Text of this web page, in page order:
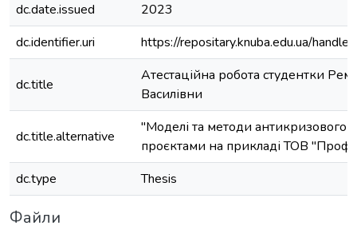
dc.date.issued
2023
dc.identifier.uri
https://repositary.knuba.edu.ua/
dc.title
Атестаційна робота студентки
Василівни
dc.title.alternative
"Моделі та методи антикризового
проєктами на прикладі ТОВ "Проф
dc.type
Thesis
Файли